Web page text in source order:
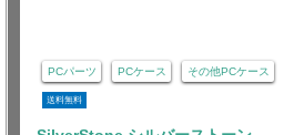
PCパーツ PCケース その他PCケース
送料無料